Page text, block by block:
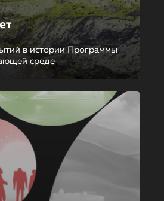
в истории Программы
среде